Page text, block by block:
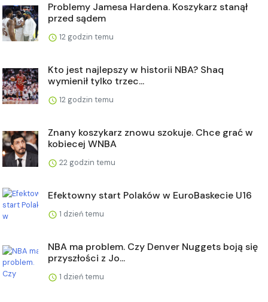
Problemy Jamesa Hardena. Koszykarz stanął
przed sądem
12 godzin temu
Kto jest najlepszy w historii NBA? Shaq
wymienił tylko trzec...
12 godzin temu
Znany koszykarz znowu szokuje. Chce grać w
kobiecej WNBA
22 godzin temu
Efektowny start Polaków w EuroBaskecie U16
1 dzień temu
NBA ma problem. Czy Denver Nuggets boją się
przyszłości z Jo...
1 dzień temu